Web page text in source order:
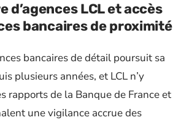
d’agences LCL et accès
bancaires de proximité
bancaires de détail poursuit sa
plusieurs années, et LCL n’y
rapports de la Banque de France et
une vigilance accrue des